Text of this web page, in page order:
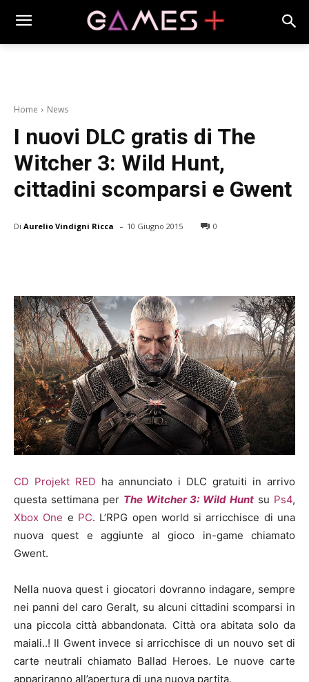
Home News
I nuovi DLC gratis di The
Witcher 3: Wild Hunt,
cittadini scomparsi e Gwent
Di Aurelio Vindigni Ricca - 10 Giugno 2015 0
CD Projekt RED ha annunciato i DLC gratuiti in arrivo
questa settimana per The Witcher 3: Wild Hunt su Ps4,
Xbox One e PC. L’RPG open world si arricchisce di una
nuova quest e aggiunte al gioco in-game chiamato
Gwent.
Nella nuova quest i giocatori dovranno indagare, sempre
nei panni del caro Geralt, su alcuni cittadini scomparsi in
una piccola città abbandonata. Città ora abitata solo da
maiali..! Il Gwent invece si arricchisce di un nouvo set di
carte neutrali chiamato Ballad Heroes. Le nuove carte
appariranno all’apertura di una nuova partita.